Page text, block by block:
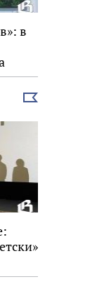
в
Выбрать